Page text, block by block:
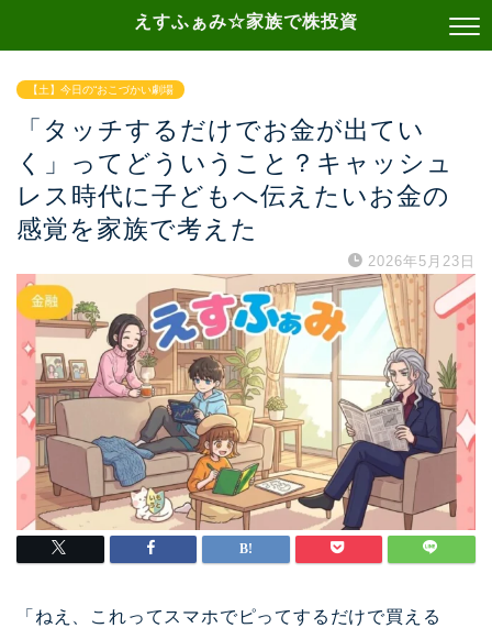
えすふぁみ☆家族で株投資
【土】今日の“おこづかい劇場
「タッチするだけでお金が出てい
く」ってどういうこと？キャッシュ
レス時代に子どもへ伝えたいお金の
感覚を家族で考えた
2026年5月23日
「ねえ、これってスマホでピってするだけで買える